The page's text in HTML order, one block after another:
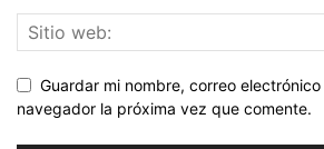
Guardar mi nombre, correo
navegador la próxima vez que comente.